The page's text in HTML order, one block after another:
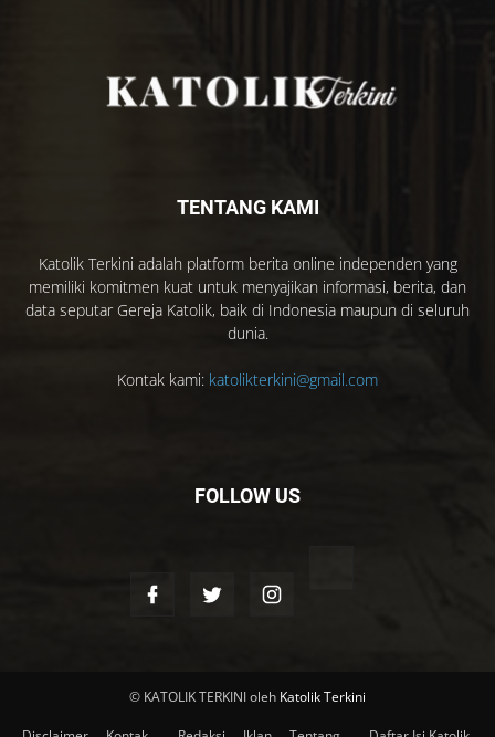
TENTANG KAMI
Katolik Terkini adalah platform berita online independen yang
memiliki komitmen kuat untuk menyajikan informasi, berita, dan
data seputar Gereja Katolik, baik di Indonesia maupun di seluruh
dunia.
Kontak kami: katolikterkini@gmail.com
FOLLOW US
© KATOLIK TERKINI oleh Katolik Terkini